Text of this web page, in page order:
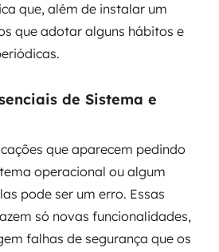
que, além de instalar um
que adotar alguns hábitos e
de Sistema e
que aparecem pedindo
operacional ou algum
pode ser um erro. Essas
só novas funcionalidades,
falhas de segurança que os